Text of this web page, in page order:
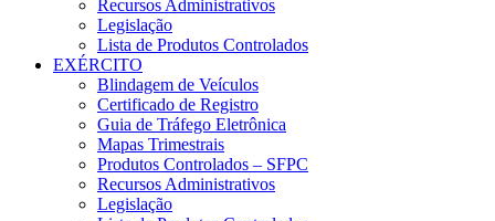
Recursos Administrativos
Legislação
Lista de Produtos Controlados
EXÉRCITO
Blindagem de Veículos
Certificado de Registro
Guia de Tráfego Eletrônica
Mapas Trimestrais
Produtos Controlados – SFPC
Recursos Administrativos
Legislação